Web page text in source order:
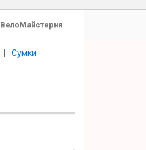
ВелоМайстерня
Сумки